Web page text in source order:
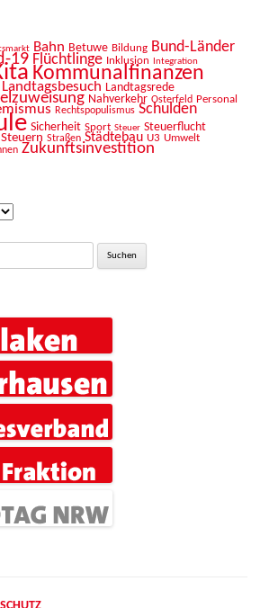
Bahn Betuwe Bildung Bund-Länder
19 Flüchtlinge Inklusion Integration
Kommunalfinanzen
Landtagsbesuch Landtagsrede
Nahverkehr Osterfeld Personal
Rechtspopulismus Schulden
Sicherheit Sport Steuer Steuerflucht
Steuern Straßen Städtebau U3 Umwelt
Zukunftsinvestition